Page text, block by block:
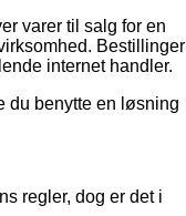
varer til salg for en
Bestillinger
internet handler.
du benytte en løsning
regler, dog er det i